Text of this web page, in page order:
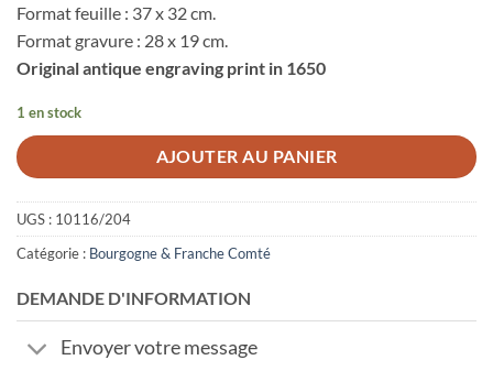
Format feuille : 37 x 32 cm.
Format gravure : 28 x 19 cm.
Original antique engraving print in 1650
1 en stock
AJOUTER AU PANIER
UGS : 10116/204
Catégorie : Bourgogne & Franche Comté
DEMANDE D'INFORMATION
Envoyer votre message